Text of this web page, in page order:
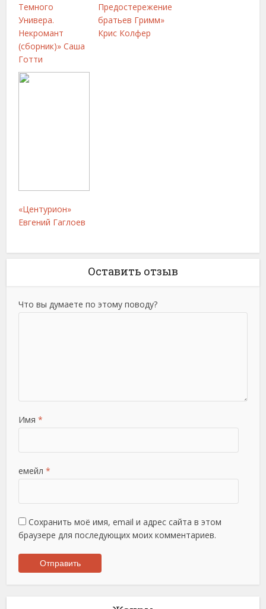
Темного
Универа.
Некромант
(сборник)» Саша
Готти
Предостережение
братьев Гримм»
Крис Колфер
«Центурион»
Евгений Гаглоев
Оставить отзыв
Что вы думаете по этому поводу?
Имя *
емейл *
Сохранить моё имя, email и адрес сайта в этом
браузере для последующих моих комментариев.